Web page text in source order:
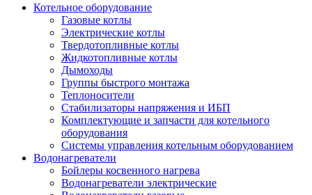
Котельное оборудование
Газовые котлы
Электрические котлы
Твердотопливные котлы
Жидкотопливные котлы
Дымоходы
Группы быстрого монтажа
Теплоносители
Стабилизаторы напряжения и ИБП
Комплектующие и запчасти для котельного
оборудования
Системы управления котельным оборудованием
Водонагреватели
Бойлеры косвенного нагрева
Водонагреватели электрические